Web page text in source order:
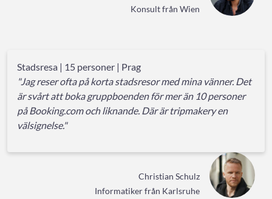
Konsult från Wien
Stadsresa | 15 personer | Prag
"Jag reser ofta på korta stadsresor med mina vänner. Det
är svårt att boka gruppboenden för mer än 10 personer
på Booking.com och liknande. Där är tripmakery en
välsignelse."
Christian Schulz
Informatiker från Karlsruhe